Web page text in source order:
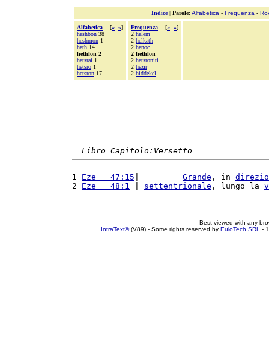
Indice| Parole: Alfabetica - Frequenza -
Alfabetica [« »]
heshbon 38
heshmon 1
heth 14
hethlon 2
hetsrai 1
hetsro 1
hetsron 17
Frequenza [« »]
2 helem
2 helkath
2 henoc
2 hethlon
2 hetsroniti
2 hezir
2 hiddekel
Libro Capitolo:Versetto
1 Eze   47:15 Grande , in
2 Eze   48:1 settentrionale , lungo la
Best viewed with any
IntraText®(V89) - Some rights reserved by EuloTech SRL -